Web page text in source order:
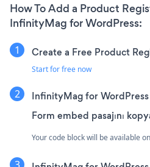
How To Add a Product
InfinityMag for WordPress:
Create a Free Product
Start for free now
InfinityMag for
Form embed pasajını
Your code block will be available